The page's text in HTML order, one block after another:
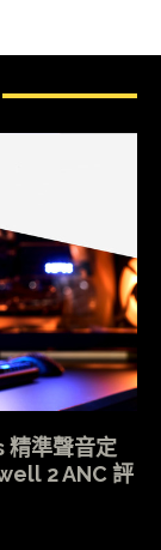
精準聲音定
2 ANC 評